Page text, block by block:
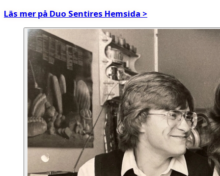
Läs mer på Duo Sentires Hemsida >